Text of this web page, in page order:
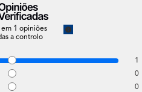
em 1 opiniões
a controlo
1
0
0